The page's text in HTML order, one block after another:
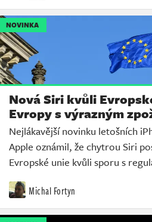
NOVINKA
Nová Siri kvůli
Evropy s výrazným
Nejlákavější novinku letošních
Apple oznámil, že chytrou Siri
Evropské unie kvůli sporu s
Michal Fortyn